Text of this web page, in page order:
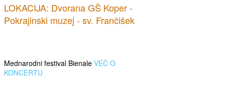
LOKACIJA: Dvorana GŠ Koper -
Pokrajinski muzej - sv. Frančišek
Mednarodni festival Bienale VEČ O
KONCERTU